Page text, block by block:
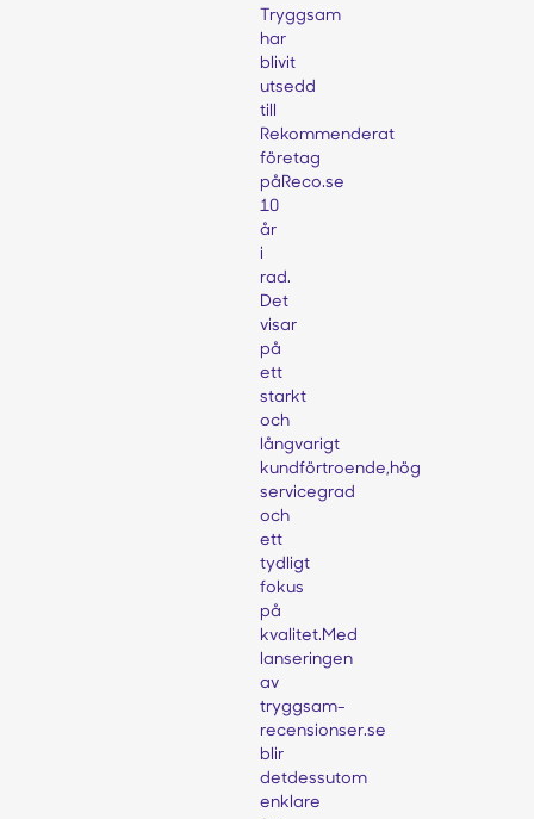
Tryggsam
har
blivit
utsedd
till
Rekommenderat
företag
påReco.se
10
år
i
rad.
Det
visar
på
ett
starkt
och
långvarigt
kundförtroende,hög
servicegrad
och
ett
tydligt
fokus
på
kvalitet.Med
lanseringen
av
tryggsam-
recensionser.se
blir
detdessutom
enklare